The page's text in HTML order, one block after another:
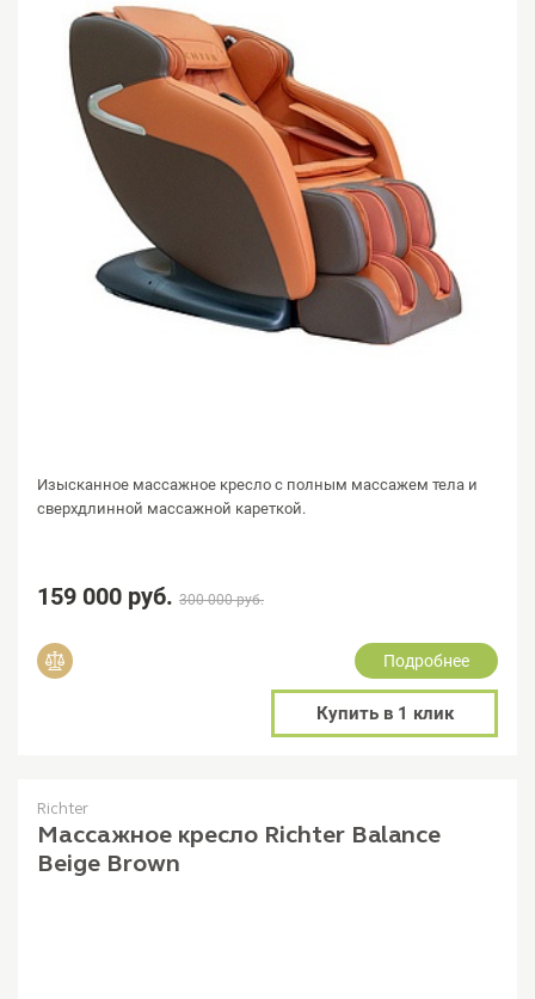
Изысканное массажное кресло с полным массажем тела и
сверхдлинной массажной кареткой.
159 000 руб. 300 000 руб.
Подробнее
Купить в 1 клик
Richter
Массажное кресло Richter Balance
Beige Brown